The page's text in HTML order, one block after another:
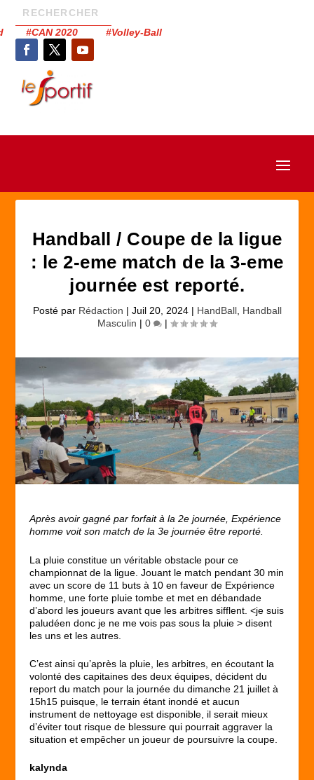
#CAN 2020 #Volley-Ball
Handball / Coupe de la ligue
: le 2-eme match de la 3-eme
journée est reporté.
Posté par Rédaction | Juil 20, 2024| HandBall, Handball
Masculin | 0 |
Après avoir gagné par forfait à la 2e journée, Expérience
homme voit son match de la 3e journée être reporté.
La pluie constitue un véritable obstacle pour ce
championnat de la ligue. Jouant le match pendant 30 min
avec un score de 11 buts à 10 en faveur de Expérience
homme, une forte pluie tombe et met en débandade
d’abord les joueurs avant que les arbitres sifflent. <je suis
paludéen donc je ne me vois pas sous la pluie > disent
les uns et les autres.
C’est ainsi qu’après la pluie, les arbitres, en écoutant la
volonté des capitaines des deux équipes, décident du
report du match pour la journée du dimanche 21 juillet à
15h15 puisque, le terrain étant inondé et aucun
instrument de nettoyage est disponible, il serait mieux
d’éviter tout risque de blessure qui pourrait aggraver la
situation et empêcher un joueur de poursuivre la coupe.
kalynda